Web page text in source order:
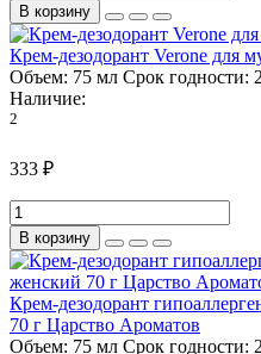
В корзину
Крем-дезодорант Verone для
Объем: 75 мл Срок годности:
Наличие:
2
333 ₽
В корзину
Крем-дезодорант
70 г Царство Ароматов
Объем: 75 мл Срок годности: